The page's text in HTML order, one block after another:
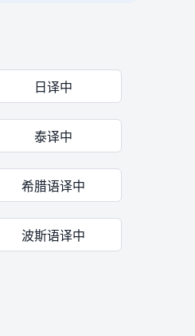
日译中
泰译中
希腊语译中
波斯语译中